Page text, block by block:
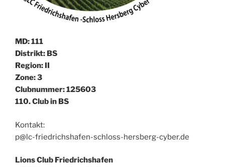
MD: 111
Distrikt: BS
Region: II
Zone: 3
Clubnummer: 125603
110. Club in BS
Kontakt:
p@lc-friedrichshafen-schloss-hersberg-cyber.de
Lions Club Friedrichshafen